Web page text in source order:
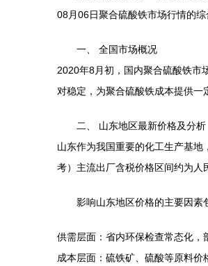
08月06日聚合硫酸铁市场行情的
一、 全国市场概况
2020年8月初，国内聚合硫酸铁市
对稳定，为聚合硫酸铁成本提供一
二、 山东地区最新价格及分析
山东作为我国重要的化工生产基
考）主流出厂含税价格区间约为人
影响山东地区价格的主要因素
供需层面：省内环保检查常态化，
成本层面：硫铁矿、硫酸等原料价